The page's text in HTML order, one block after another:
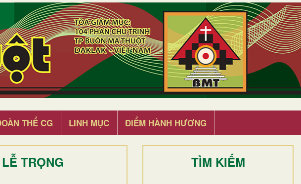
THỂ CG LINH MỤC ĐIỂM HÀNH HƯƠNG
TRỌNG TÌM KIẾM